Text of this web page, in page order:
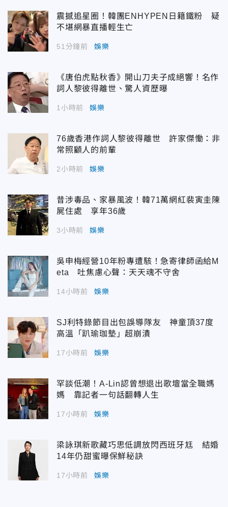
震撼追星圈！韓團ENHYPEN日籍鐵粉 疑
不堪網暴直播輕生亡
51分鐘前 娛樂
《唐伯虎點秋香》開山刀夫子成絕響！名作
詞人黎彼得離世、驚人資歷曝
1小時前 娛樂
76歲香港作詞人黎彼得離世 許家傑慟：非
常照顧人的前輩
2小時前 娛樂
昔涉毒品、家暴風波！韓71萬網紅裴寅圭陳
屍住處 享年36歲
3小時前 娛樂
吳申梅經營10年粉專遭駭！急寄律師函給M
eta 吐焦慮心聲：天天魂不守舍
14小時前 娛樂
SJ利特錄節目出包誤導隊友 神童頂37度
高溫「趴瑜珈墊」超崩潰
17小時前 娛樂
罕談低潮！A-Lin認曾想退出歌壇當全職媽
媽 靠記者一句話翻轉人生
17小時前 娛樂
梁詠琪新歌藏巧思低調放閃西班牙尪 結婚
14年仍甜蜜曝保鮮秘訣
17小時前 娛樂